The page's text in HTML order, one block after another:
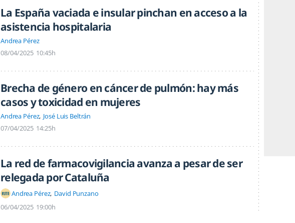
La España vaciada e insular pinchan en acceso a la
asistencia hospitalaria
Andrea Pérez
08/04/2025 10:45h
Brecha de género en cáncer de pulmón: hay más
casos y toxicidad en mujeres
Andrea Pérez José Luis Beltrán
07/04/2025 14:25h
La red de farmacovigilancia avanza a pesar de ser
relegada por Cataluña
Andrea Pérez David Punzano
06/04/2025 19:00h